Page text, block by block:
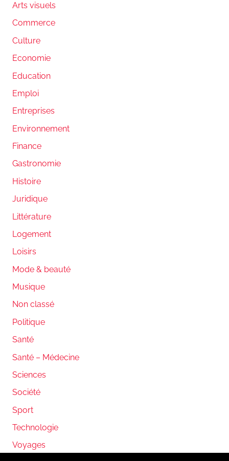
Arts visuels
Commerce
Culture
Economie
Education
Emploi
Entreprises
Environnement
Finance
Gastronomie
Histoire
Juridique
Littérature
Logement
Loisirs
Mode & beauté
Musique
Non classé
Politique
Santé
Santé – Médecine
Sciences
Société
Sport
Technologie
Voyages